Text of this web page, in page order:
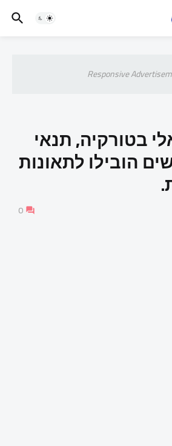
Responsive
בטורקיה, תנאי
הובילו לתאונות
0